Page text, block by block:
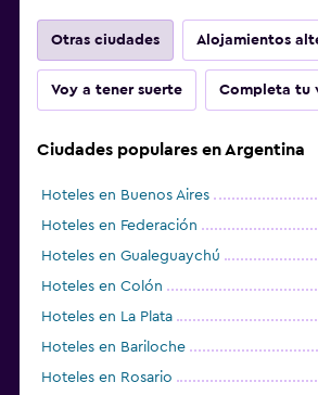
Otras ciudades Alojamientos
Voy a tener suerte Completa tu
Ciudades populares en Argentina
Hoteles en Buenos Aires
Hoteles en Federación
Hoteles en Gualeguaychú
Hoteles en Colón
Hoteles en La Plata
Hoteles en Bariloche
Hoteles en Rosario